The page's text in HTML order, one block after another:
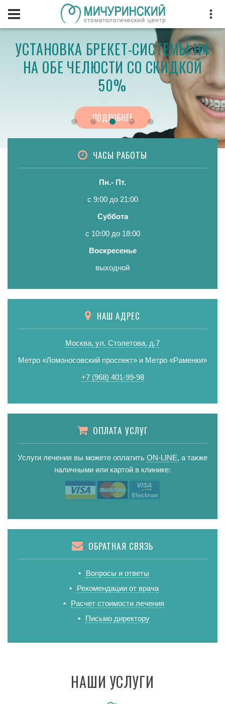
МЫ «ОСОБЕННО ХОРОШЕЕ МЕСТО»
ПО ВЕРСИИ ЯНДЕКС
ИМПЛАНТАЦИЯ ЗУБОВ «ПОД
КЛЮЧ»
ПО СПЕЦИАЛЬНОЙ ЦЕНЕ 50 000 ₽
ПОДРОБНЕЕ
УСТАНОВКА БРЕКЕТ-СИСТЕМЫ H4
НА ОБЕ ЧЕЛЮСТИ СО СКИДКОЙ
50%
ПОДРОБНЕЕ
ЦИФРОВОЕ МОДЕЛИРОВАНИЕ
ЗУБОВ
ЛЕЧЕНИЕ ДЕСЕН ЛАЗЕРОМ
ПОДРОБНЕЕ
ЧАСЫ РАБОТЫ
Пн.- Пт.
с 9:00 до 21:00
Суббота
с 10:00 до 18:00
Воскресенье
выходной
НАШ АДРЕС
Москва, ул. Столетова, д.7
Метро «Ломоносовский проспект» и Метро «Раменки»
+7 (968) 401-99-98
ОПЛАТА УСЛУГ
Услуги лечения вы можете оплатить ON-LINE, а также
наличными или картой в клинике:
ОБРАТНАЯ СВЯЗЬ
Вопросы и ответы
Рекомендации от врача
Расчет стоимости лечения
Письмо директору
НАШИ УСЛУГИ